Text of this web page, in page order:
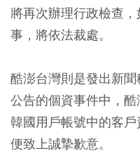
將再次辦理行政檢查
事，將依法裁處。
酷澎台灣則是發出新
公告的個資事件中，
韓國用戶帳號中的客
便致上誠摯歉意。